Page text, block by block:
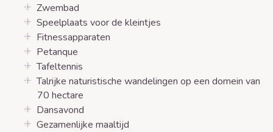
Zwembad
Speelplaats voor de kleintjes
Fitnessapparaten
Petanque
Tafeltennis
Talrijke naturistische wandelingen op een domein van
70 hectare
Dansavond
Gezamenlijke maaltijd